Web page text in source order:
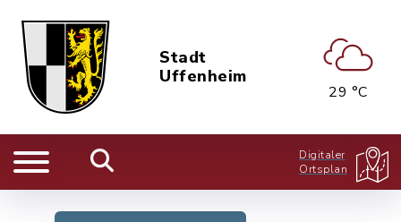
Stadt
Uffenheim
29 °C
Digitaler
Ortsplan